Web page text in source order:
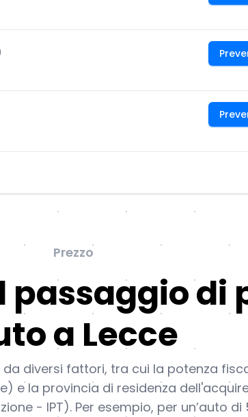
Prezzo
passaggio di
a Lecce
diversi fattori, tra cui la potenza
e la provincia di residenza
- IPT). Per esempio, per un’auto